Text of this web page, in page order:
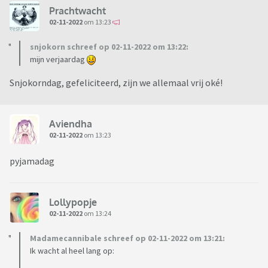
Prachtwacht
02-11-2022 om 13:23
snjokorn schreef op 02-11-2022 om 13:22:
mijn verjaardag
Snjokorndag, gefeliciteerd, zijn we allemaal vrij oké!
Aviendha
02-11-2022 om 13:23
pyjamadag
Lollypopje
02-11-2022 om 13:24
Madamecannibale schreef op 02-11-2022 om 13:21:
Ik wacht al heel lang op: